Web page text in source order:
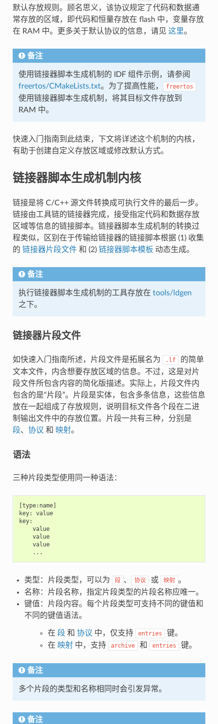
默认存放规则。顾名思义，该协议规定了代码和数据通
常存放的区域，即代码和恒量存放在 flash 中，变量存放
在 RAM 中。更多关于默认协议的信息，请见 这里。
备注
使用链接器脚本生成机制的 IDF 组件示例，请参阅
freertos/CMakeLists.txt。为了提高性能， freertos
使用链接器脚本生成机制，将其目标文件存放到
RAM 中。
快速入门指南到此结束，下文将详述这个机制的内核，
有助于创建自定义存放区域或修改默认方式。
链接器脚本生成机制内核
链接是将 C/C++ 源文件转换成可执行文件的最后一步。
链接由工具链的链接器完成，接受指定代码和数据存放
区域等信息的链接脚本。链接器脚本生成机制的转换过
程类似，区别在于传输给链接器的链接脚本根据 (1) 收集
的 链接器片段文件和 (2) 链接器脚本模板 动态生成。
备注
执行链接器脚本生成机制的工具存放在 tools/ldgen
之下。
链接器片段文件
如快速入门指南所述，片段文件是拓展名为 .lf
的简单
文本文件，内含想要存放区域的信息。不过，这是对片
段文件所包含内容的简化版描述。实际上，片段文件内
包含的是“片段”。片段是实体，包含多条信息，这些信息
放在一起组成了存放规则，说明目标文件各个段在二进
制输出文件中的存放位置。片段一共有三种，分别是
段、 协议 和 映射。
语法
三种片段类型使用同一种语法：
[type:name]
key: value
key:
    value
    value
    value
类型：片段类型，可以为 段 、 协议 或 映射 。
名称：片段名称，指定片段类型的片段名称应唯一。
键值：片段内容。每个片段类型可支持不同的键值和
不同的键值语法。
在 段和 协议 中，仅支持 entries
键。
在 映射中，支持 archive 和 entries 键。
备注
多个片段的类型和名称相同时会引发异常。
备注